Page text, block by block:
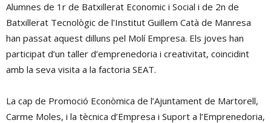
Alumnes de 1r de Batxillerat Economic i Social i de 2n de
Batxillerat Tecnològic de l’Institut Guillem Catà de Manresa
han passat aquest dilluns pel Molí Empresa. Els joves han
participat d’un taller d’emprenedoria i creativitat, coincidint
amb la seva visita a la factoria SEAT.
La cap de Promoció Econòmica de l’Ajuntament de Martorell,
Carme Moles, i la tècnica d’Empresa i Suport a l’Emprenedoria,